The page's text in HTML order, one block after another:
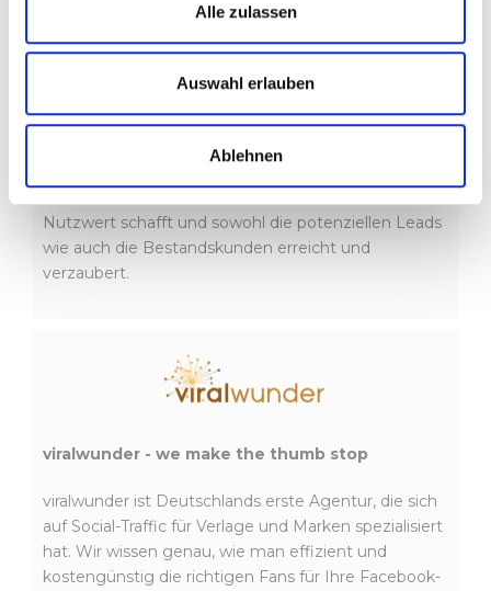
Alle zulassen
Auswahl erlauben
Ablehnen
umfangreiche Amazon Marketing Dienstleistungen
für Seller und Vendoren an. Zu gutem SEO gehört
Verfassen von Texten und beim Storytelling kann
sich sehen lassen.Und Content Marketing ist für uns
kein Buzzword und bedeutet nicht nur das Erstellen
Nutzwert schafft und sowohl die potenziellen Leads
wie auch die Bestandskunden erreicht und
verzaubert.
viralwunder - we make the thumb stop
viralwunder ist Deutschlands erste Agentur, die sich
auf Social-Traffic für Verlage und Marken spezialisiert
hat. Wir wissen genau, wie man effizient und
kostengünstig die richtigen Fans für Ihre Facebook-